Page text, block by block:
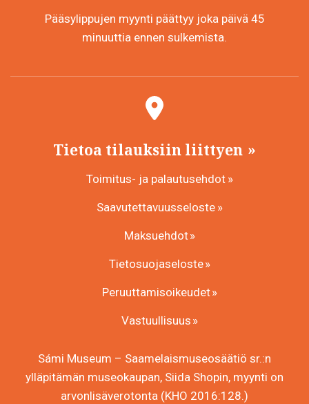
Pääsylippujen myynti päättyy joka päivä 45
minuuttia ennen sulkemista.
Tietoa tilauksiin liittyen
Toimitus- ja palautusehdot
Saavutettavuusseloste
Maksuehdot
Tietosuojaseloste
Peruuttamisoikeudet
Vastuullisuus
Sámi Museum – Saamelaismuseosäätiö sr.:n
ylläpitämän museokaupan, Siida Shopin, myynti on
arvonlisäverotonta (KHO 2016:128.)